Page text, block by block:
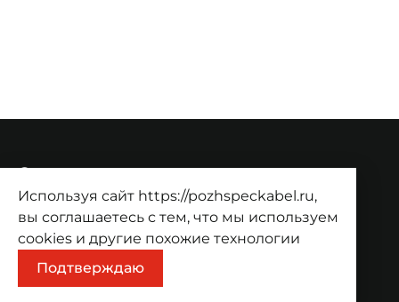
О компании
О компании Проекты Контакты
Продукция
Каталог Корзина
Используя сайт https://pozhspeckabel.ru,
вы соглашаетесь с тем, что мы используем
cookies и другие похожие технологии
Подтверждаю